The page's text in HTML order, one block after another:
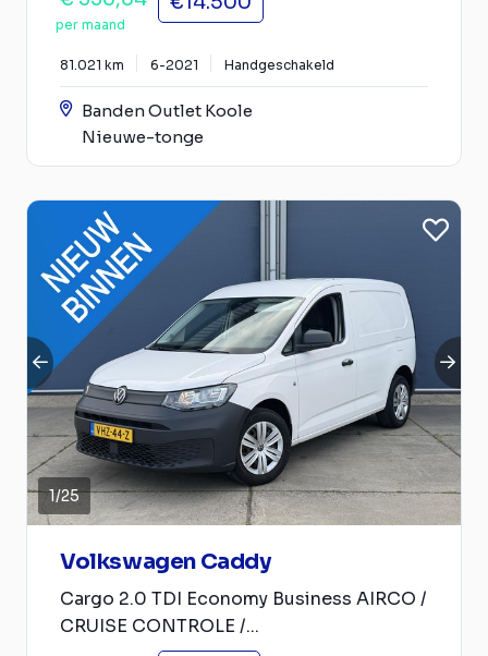
per maand
81.021 km 6-2021 Handgeschakeld
Banden Outlet Koole
Nieuwe-tonge
1/25
Volkswagen Caddy
Cargo 2.0 TDI Economy Business AIRCO /
CRUISE CONTROLE /...